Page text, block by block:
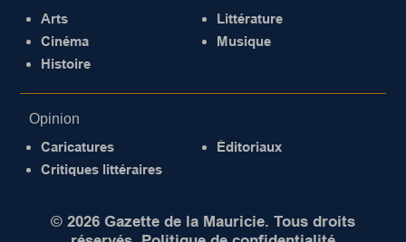
Arts
Cinéma
Histoire
Littérature
Musique
Opinion
Caricatures
Critiques littéraires
Éditoriaux
© 2026 Gazette de la Mauricie. Tous droits